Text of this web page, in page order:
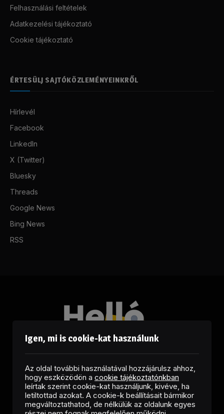
Felhasználási feltételek
Adatkezelési tájékoztató
Cookie tájékoztató
ÉRTESÜLJ SAJTÓKÖZLEMÉNYEINKRŐL
Hírlevél
Facebook
LinkedIn
X (Twitter)
Bluesky
Threads
Google News
Bing News
RSS
FacebookLinkedInX
RSS
Igen, mi is cookie-kat használunk
Az oldal további használatával hozzájárulsz ahhoz,
hogy eszközödön a cookie tájékoztatónkban
leírtak szerint cookie-kat használjunk, kivéve, ha
letiltottad azokat. A cookie-k beállításait bármikor
megváltoztathatod, de nélkülük az oldalunk egyes